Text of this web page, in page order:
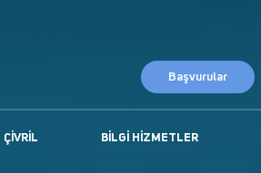
Başvurular
ÇIVRIL BILGI HIZMETLER